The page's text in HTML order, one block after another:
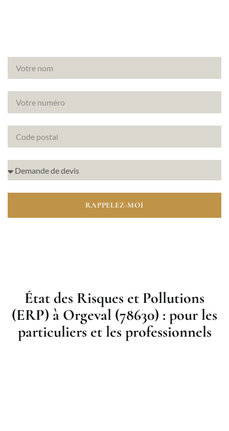
RAPPELEZ-MOI
État des Risques et Pollutions
(ERP) à Orgeval (78630) : pour les
particuliers et les professionnels